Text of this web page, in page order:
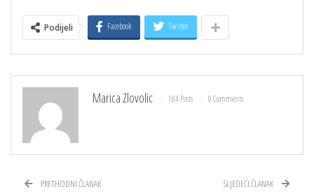
Podijeli Facebook Twitter
Marica Zlovolic 184 Posts 0 Comments
PRETHODNI ČLANAK SLJEDEĆI ČLANAK